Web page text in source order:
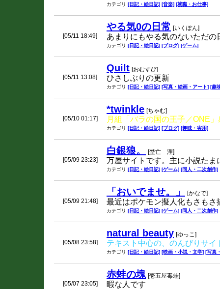
カテゴリ [日記・絵日記] [音楽] [就職・お仕事]
[05/11 18:49]
やる気0の日常 [いくぽん]
あまりにもやる気のないただの
カテゴリ [日記・絵日記] [ブログ] [ゲーム]
[05/11 13:08]
Quilt [おむすび]
ひさしぶりの更新
カテゴリ [日記・絵日記] [写真・絵画・アート] [趣
[05/10 01:17]
*twinkle [ちゃむ]
月組「バラの国の王子／ONE
カテゴリ [日記・絵日記] [ブログ] [趣味・実用]
[05/09 23:23]
白銀狼。 [埜亡 浬]
万屋サイトです。主に小説た
カテゴリ [日記・絵日記] [ゲーム] [同人・二次創作]
[05/09 21:48]
「おいでませ。」 [かなで]
最近はポケモン擬人化もさもさ
カテゴリ [日記・絵日記] [ゲーム] [同人・二次創作]
[05/08 23:58]
natural beauty [ゆっこ]
テキスト中心の、のんびりサイ
カテゴリ [日記・絵日記] [映画・小説・文学] [写真
[05/07 23:05]
赤蛙の塊 [壱五屋毒蛙]
暇な人です